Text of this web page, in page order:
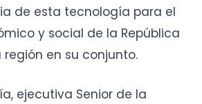
de esta tecnología para el
y social de la República
en su conjunto.
ejecutiva Senior de la